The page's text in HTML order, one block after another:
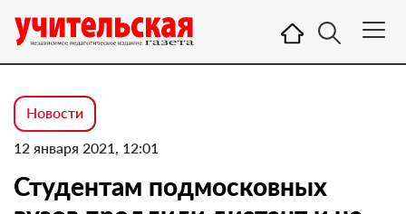
Новости
12 января 2021, 12:01
Студентам подмосковных